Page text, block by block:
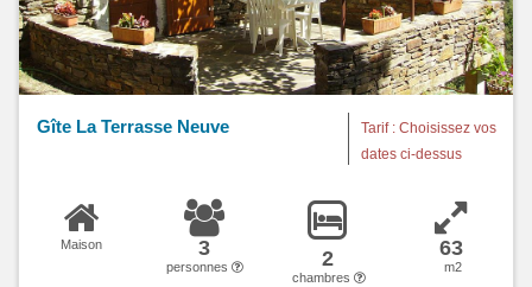
Gîte La Terrasse Neuve
Tarif : Choisissez vos
dates ci-dessus
Maison 3
personnes 2
chambres
63
m2